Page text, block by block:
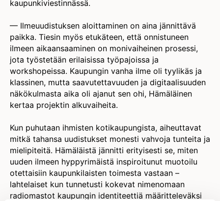
kaupunkiviestinnässä.
— Ilmeuudistuksen aloittaminen on aina jännittävä
paikka. Tiesin myös etukäteen, että onnistuneen
ilmeen aikaansaaminen on monivaiheinen prosessi,
jota työstetään erilaisissa työpajoissa ja
workshopeissa. Kaupungin vanha ilme oli tyylikäs ja
klassinen, mutta saavutettavuuden ja digitaalisuuden
näkökulmasta aika oli ajanut sen ohi, Hämäläinen
kertaa projektin alkuvaiheita.
Kun puhutaan ihmisten kotikaupungista, aiheuttavat
mitkä tahansa uudistukset monesti vahvoja tunteita ja
mielipiteitä. Hämäläistä jännitti erityisesti se, miten
uuden ilmeen hyppyrimäistä inspiroitunut muotoilu
otettaisiin kaupunkilaisten toimesta vastaan –
lahtelaiset kun tunnetusti kokevat nimenomaan
radiomastot kaupungin identiteettiä määritteleväksi